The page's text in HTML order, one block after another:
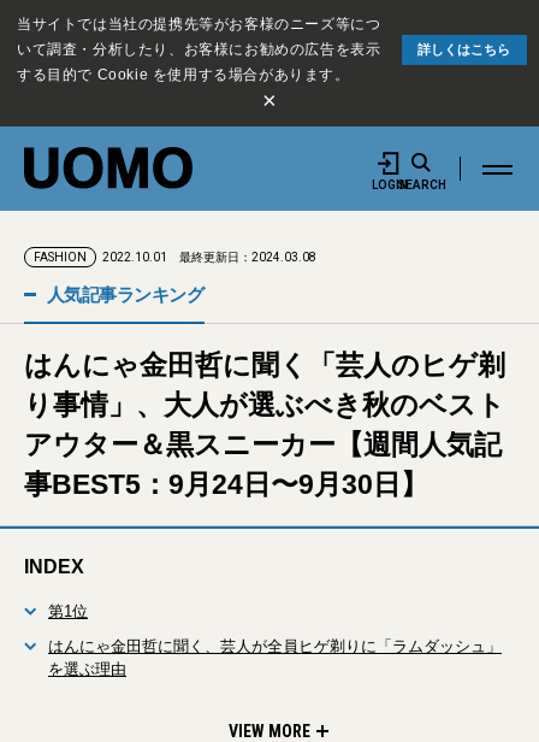
当サイトでは当社の提携先等がお客様のニーズ等につ
いて調査・分析したり、お客様にお勧めの広告を表示
する目的で Cookie を使用する場合があります。
詳しくはこちら
×
LOGINSEARCH
FASHION 2022.10.01 最終更新日：2024.03.08
人気記事ランキング
はんにゃ金田哲に聞く「芸人のヒゲ剃
り事情」、大人が選ぶべき秋のベスト
アウター＆黒スニーカー【週間人気記
事BEST5：9月24日〜9月30日】
INDEX
第1位
はんにゃ金田哲に聞く、芸人が全員ヒゲ剃りに「ラムダッシュ」
を選ぶ理由
アウター［ショート＆ミドル丈編］
シアガ、サロモン…定番、最新、ハイスペックまで総まとめ
VIEW MORE